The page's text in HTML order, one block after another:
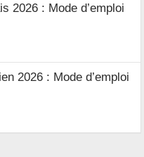
2026 : Mode d’emploi
2026 : Mode d’emploi